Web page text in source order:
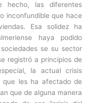
hecho, las diferentes
inconfundible que hace
Esa solidez ha
haya podido
se su sector
registró a principios de
la actual crisis
que les ha afectado de
que de alguna manera